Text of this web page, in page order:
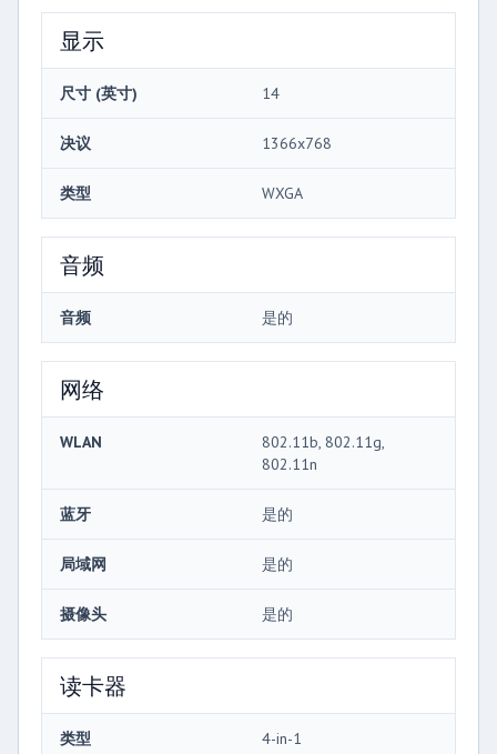
显示
尺寸 (英寸) 14
决议 1366x768
类型 WXGA
音频
音频 是的
网络
WLAN
802.11b, 802.11g,
802.11n
蓝牙 是的
局域网 是的
摄像头 是的
读卡器
类型 4-in-1